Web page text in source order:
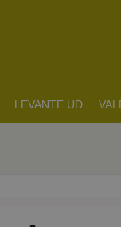
LEVANTE UD